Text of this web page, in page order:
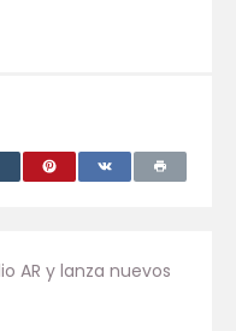
AR y lanza nuevos